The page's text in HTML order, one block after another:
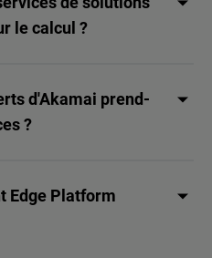
le calcul ?
d'Akamai prend-
?
Edge Platform